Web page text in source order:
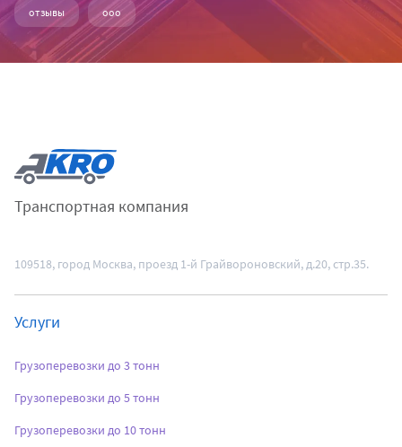
отзывы ооо
Транспортная компания
109518, город Москва, проезд 1-й Грайвороновский, д.20, стр.35.
Услуги
Грузоперевозки до 3 тонн
Грузоперевозки до 5 тонн
Грузоперевозки до 10 тонн